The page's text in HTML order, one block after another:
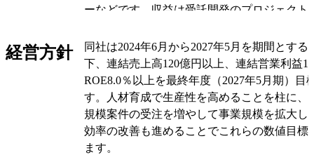
ーなどです。収益は受託開発のプロジェクト
ます。
同社の事業は制御システム（エネルギー施設
け）、自動車システム（自動運転・運転支援
器）、特定情報システム（防災・危機管理や
込システム（記憶装置やネット接続する建設
器）、産業向け・情報通信分野のソリューシ
経営方針
同社は2024年6月から2027年5月を期間とする
下、連結売上高120億円以上、連結営業利益
ROE8.0％以上を最終年度（2027年5月期）目
す。人材育成で生産性を高めることを柱に、
規模案件の受注を増やして事業規模を拡大し
効率の改善も進めることでこれらの数値目標
ます。